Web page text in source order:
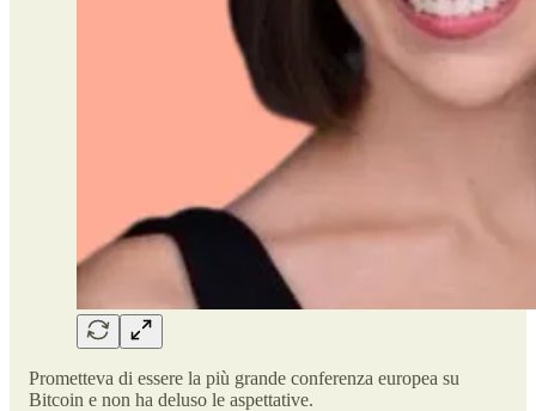
Prometteva di essere la più grande conferenza europea su
Bitcoin e non ha deluso le aspettative.